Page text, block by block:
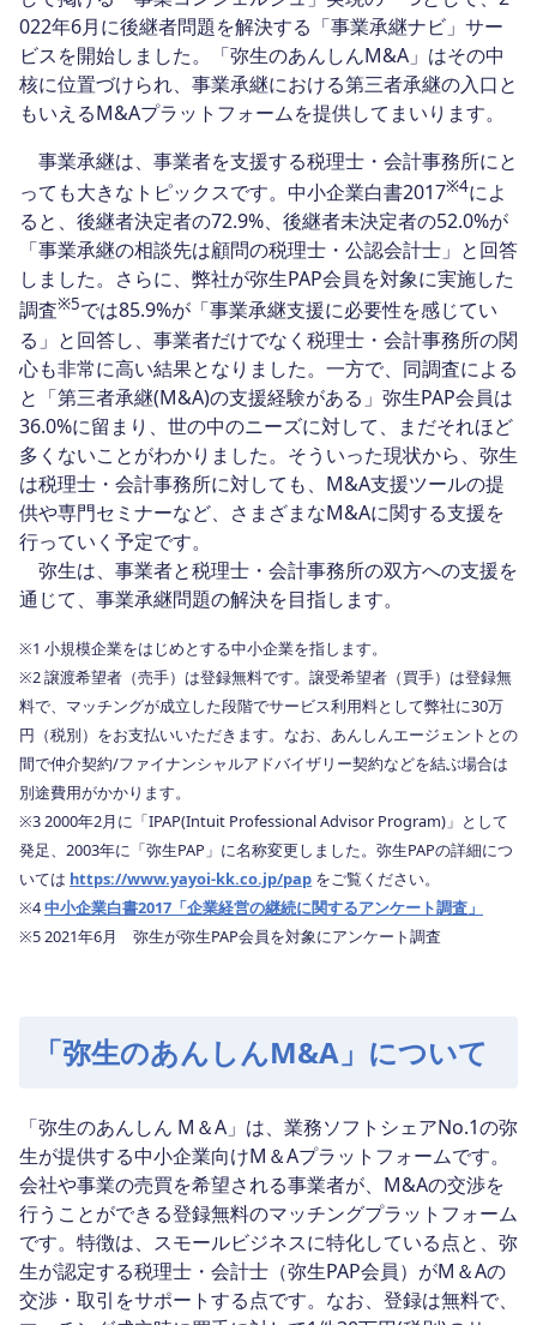
022年6月に後継者問題を解決する「事業承継ナビ」サー
ビスを開始しました。「弥生のあんしんM&A」はその中
核に位置づけられ、事業承継における第三者承継の入口と
もいえるM&Aプラットフォームを提供してまいります。
事業承継は、事業者を支援する税理士・会計事務所にと
っても大きなトピックスです。中小企業白書2017※4によ
ると、後継者決定者の72.9%、後継者未決定者の52.0%が
「事業承継の相談先は顧問の税理士・公認会計士」と回答
しました。さらに、弊社が弥生PAP会員を対象に実施した
調査※5では85.9%が「事業承継支援に必要性を感じてい
る」と回答し、事業者だけでなく税理士・会計事務所の関
心も非常に高い結果となりました。一方で、同調査による
と「第三者承継(M&A)の支援経験がある」弥生PAP会員は
36.0%に留まり、世の中のニーズに対して、まだそれほど
多くないことがわかりました。そういった現状から、弥生
は税理士・会計事務所に対しても、M&A支援ツールの提
供や専門セミナーなど、さまざまなM&Aに関する支援を
行っていく予定です。
弥生は、事業者と税理士・会計事務所の双方への支援を
通じて、事業承継問題の解決を目指します。
※1 小規模企業をはじめとする中小企業を指します。
※2 譲渡希望者（売手）は登録無料です。譲受希望者（買手）は登録無
料で、マッチングが成立した段階でサービス利用料として弊社に30万
円（税別）をお支払いいただきます。なお、あんしんエージェントとの
間で仲介契約/ファイナンシャルアドバイザリー契約などを結ぶ場合は
別途費用がかかります。
※3 2000年2月に「IPAP(Intuit Professional Advisor Program)」として
発足、2003年に「弥生PAP」に名称変更しました。弥生PAPの詳細につ
いては https://www.yayoi-kk.co.jp/pap をご覧ください。
※4中小企業白書2017「企業経営の継続に関するアンケート調査」
※5 2021年6月 弥生が弥生PAP会員を対象にアンケート調査
「弥生のあんしんM&A」について
「弥生のあんしん M＆A」は、業務ソフトシェアNo.1の弥
生が提供する中小企業向けM＆Aプラットフォームです。
会社や事業の売買を希望される事業者が、M&Aの交渉を
行うことができる登録無料のマッチングプラットフォーム
です。特徴は、スモールビジネスに特化している点と、弥
生が認定する税理士・会計士（弥生PAP会員）がM＆Aの
交渉・取引をサポートする点です。なお、登録は無料で、